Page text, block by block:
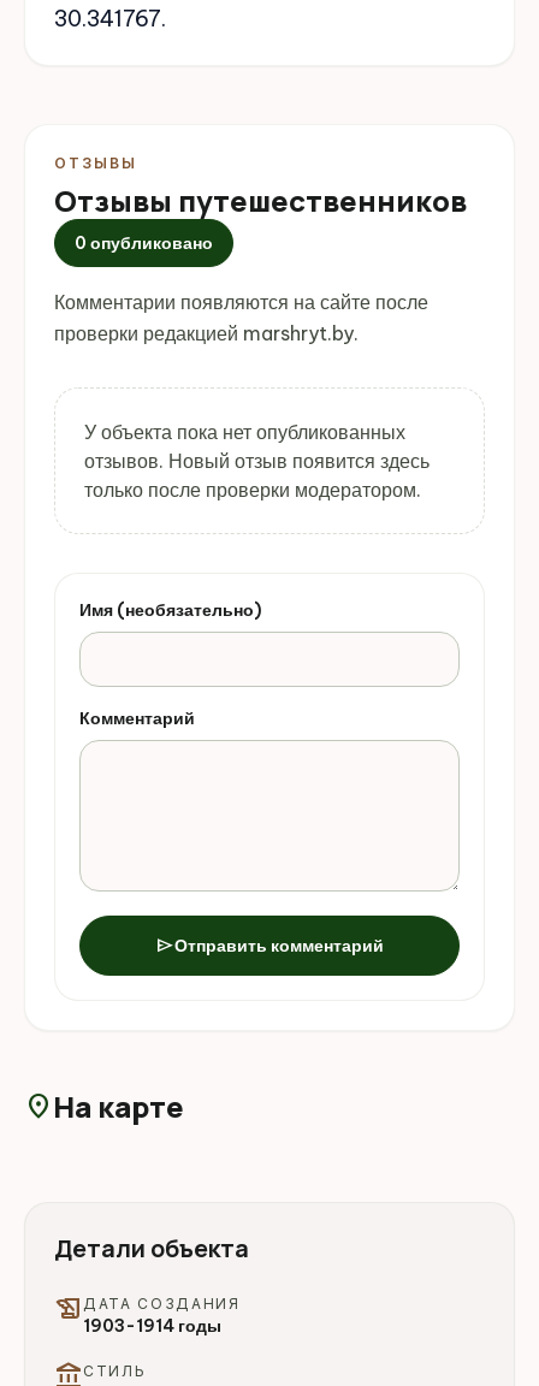
30.341767.
ОТЗЫВЫ
Отзывы путешественников
0 опубликовано
Комментарии появляются на сайте после
проверки редакцией marshryt.by.
У объекта пока нет опубликованных
отзывов. Новый отзыв появится здесь
только после проверки модератором.
Имя (необязательно)
Комментарий
sendОтправить комментарий
location_on На карте
Детали объекта
history_edu ДАТА СОЗДАНИЯ
1903-1914 годы
account_balance СТИЛЬ